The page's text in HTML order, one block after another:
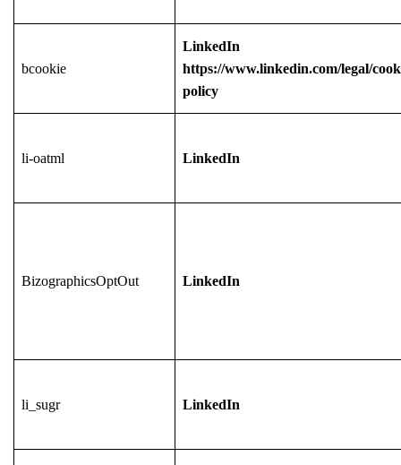
bcookie
LinkedIn
https://www.linkedin.com/legal/
policy
li-oatml LinkedIn
BizographicsOptOut LinkedIn
li_sugr LinkedIn